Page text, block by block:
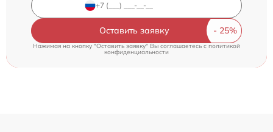
Оставить заявку
Нажимая на кнопку "Оставить заявку" Вы соглашаетесь cполитикой
конфиденциальности